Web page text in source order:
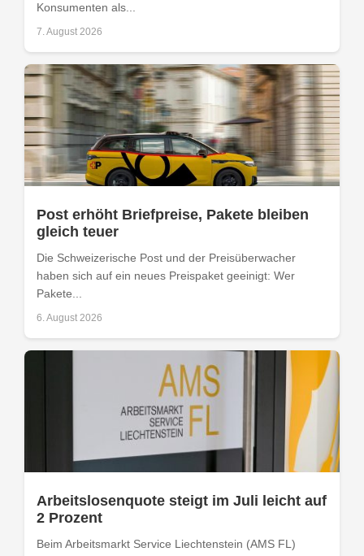
Konsumenten als...
7. August 2026
Post erhöht Briefpreise, Pakete bleiben
gleich teuer
Die Schweizerische Post und der Preisüberwacher
haben sich auf ein neues Preispaket geeinigt: Wer
Pakete...
6. August 2026
Arbeitslosenquote steigt im Juli leicht auf
2 Prozent
Beim Arbeitsmarkt Service Liechtenstein (AMS FL)